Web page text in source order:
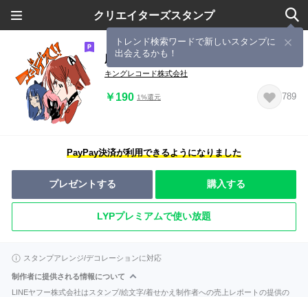
クリエイターズスタンプ
トレンド検索ワードで新しいスタンプに
出会えるかも！
魔法少女マジカルデストロイヤーズ
キングレコード株式会社
￥190 1%還元 789
PayPay決済が利用できるようになりました
プレゼントする 購入する
LYPプレミアムで使い放題
スタンプアレンジ/デコレーションに対応
制作者に提供される情報について
LINEヤフー株式会社はスタンプ/絵文字/着せかえ制作者への売上レポートの提供の